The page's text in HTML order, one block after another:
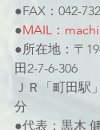
●FAX：042-
●MAIL：
●所在地：〒
田2-7-6-306
ＪＲ「町田駅
分
●代表：黒木